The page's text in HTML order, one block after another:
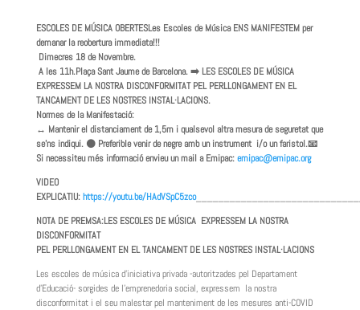
ESCOLES DE MÚSICA OBERTESLes Escoles de Música ENS MANIFESTEM per
demanar la reobertura immediata!!!
️ Dimecres 18 de Novembre.
A les 11h.Plaça Sant Jaume de Barcelona. ➡️ LES ESCOLES DE MÚSICA
EXPRESSEM LA NOSTRA DISCONFORMITAT PEL PERLLONGAMENT EN EL
TANCAMENT DE LES NOSTRES INSTAL·LACIONS.
Normes de la Manifestació:
↔️ Mantenir el distanciament de 1,5m i qualsevol altra mesura de seguretat que
se’ns indiqui. ⚫ Preferible venir de negre amb un instrument i/o un faristol.📧
Si necessiteu més informació envieu un mail a Emipac:emipac@emipac.org
VIDEO
EXPLICATIU:https://youtu.be/HAdVSpC5zco
NOTA DE PREMSA:LES ESCOLES DE MÚSICA EXPRESSEM LA NOSTRA
DISCONFORMITAT
PEL PERLLONGAMENT EN EL TANCAMENT DE LES NOSTRES INSTAL·LACIONS
Les escoles de música d’iniciativa privada -autoritzades pel Departament
d’Educació- sorgides de l’emprenedoria social, expressem la nostra
disconformitat i el seu malestar pel manteniment de les mesures anti-COVID